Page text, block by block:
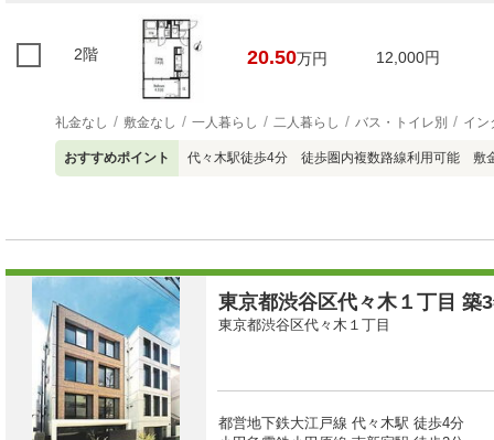
2階 20.50万円 12,000円
礼金なし 敷金なし 一人暮らし 二人暮らし バス・トイレ別 イン
おすすめポイント 代々木駅徒歩4分 徒歩圏内複数路線利用可能
東京都渋谷区代々木１丁目 築
東京都渋谷区代々木１丁目
都営地下鉄大江戸線 代々木駅 徒歩4分